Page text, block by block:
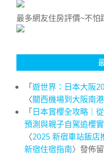
最多網友住房評價~不怕
「遊世界：日本大阪
〈關西機場到大阪南港
「日本賞櫻全攻略｜
預測與親子自駕追櫻
〈2025 新宿車站飯店
新宿住宿指南〉發佈